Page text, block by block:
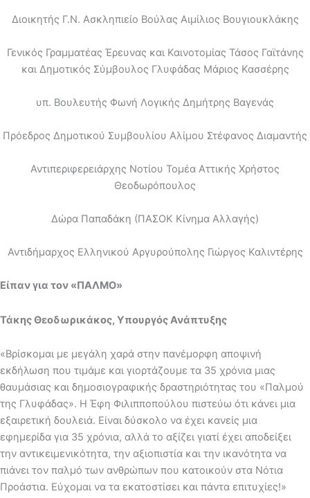
Διοικητής Γ.Ν. Ασκληπιείο Βούλας Αιμίλιος Βουγιουκλάκης
Γενικός Γραμματέας Έρευνας και Καινοτομίας Τάσος Γαϊτάνης
και Δημοτικός Σύμβουλος Γλυφάδας Μάριος Κασσέρης
υπ. Βουλευτής Φωνή Λογικής Δημήτρης Βαγενάς
Πρόεδρος Δημοτικού Συμβουλίου Αλίμου Στέφανος Διαμαντής
Αντιπεριφερειάρχης Νοτίου Τομέα Αττικής Χρήστος
Θεοδωρόπουλος
Δώρα Παπαδάκη (ΠΑΣΟΚ Κίνημα Αλλαγής)
Αντιδήμαρχος Ελληνικού Αργυρούπολης Γιώργος Καλιντέρης
Είπαν για τον «ΠΑΛΜΟ»
Τάκης Θεοδωρικάκος, Υπουργός Ανάπτυξης
«Βρίσκομαι με μεγάλη χαρά στην πανέμορφη αποψινή
εκδήλωση που τιμάμε και γιορτάζουμε τα 35 χρόνια μιας
θαυμάσιας και δημοσιογραφικής δραστηριότητας του «Παλμού
της Γλυφάδας». Η Έφη Φιλιπποπούλου πιστεύω ότι κάνει μια
εξαιρετική δουλειά. Είναι δύσκολο να έχει κανείς μια
εφημερίδα για 35 χρόνια, αλλά το αξίζει γιατί έχει αποδείξει
την αντικειμενικότητα, την αξιοπιστία και την ικανότητα να
πιάνει τον παλμό των ανθρώπων που κατοικούν στα Νότια
Προάστια. Εύχομαι να τα εκατοστίσει και πάντα επιτυχίες!»